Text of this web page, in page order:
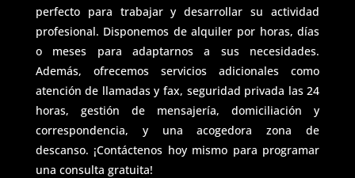
perfecto para trabajar y desarrollar su actividad
profesional. Disponemos de alquiler por horas, días
o meses para adaptarnos a sus necesidades.
Además, ofrecemos servicios adicionales como
atención de llamadas y fax, seguridad privada las 24
horas, gestión de mensajería, domiciliación y
correspondencia, y una acogedora zona de
descanso. ¡Contáctenos hoy mismo para programar
una consulta gratuita!